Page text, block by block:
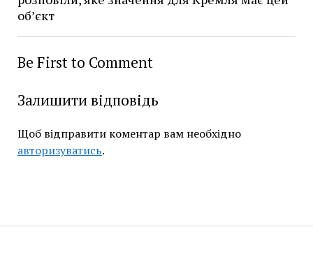
об’єкт
Be First to Comment
Залишити відповідь
Щоб відправити коментар вам необхідно
авторизуватись.